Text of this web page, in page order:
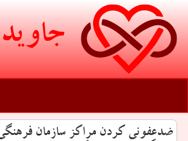
ضدعفونی كردن مراكز سازمان